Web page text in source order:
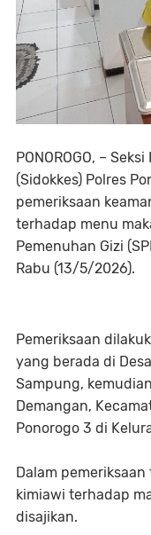
PONOROGO, –
(Sidokkes) Polres
pemeriksaan
terhadap menu
Pemenuhan Gizi
Rabu (13/5/2026).
Pemeriksaan
yang berada di
Sampung,
Demangan,
Ponorogo 3 di
Dalam
kimiawi terhadap
disajikan.